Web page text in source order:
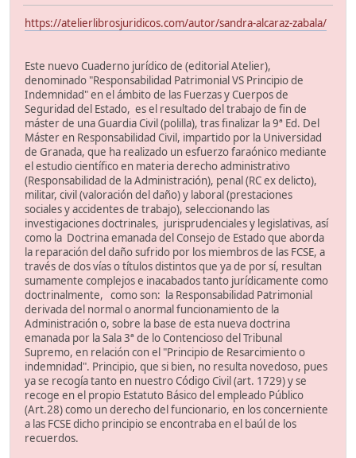
https://atelierlibrosjuridicos.com/autor/sandra-alcaraz-zabala/
Este nuevo Cuaderno jurídico de (editorial Atelier),
denominado "Responsabilidad Patrimonial VS Principio de
Indemnidad" en el ámbito de las Fuerzas y Cuerpos de
Seguridad del Estado, es el resultado del trabajo de fin de
máster de una Guardia Civil (polilla), tras finalizar la 9ª Ed. Del
Máster en Responsabilidad Civil, impartido por la Universidad
de Granada, que ha realizado un esfuerzo faraónico mediante
el estudio científico en materia derecho administrativo
(Responsabilidad de la Administración), penal (RC ex delicto),
militar, civil (valoración del daño) y laboral (prestaciones
sociales y accidentes de trabajo), seleccionando las
investigaciones doctrinales, jurisprudenciales y legislativas, así
como la Doctrina emanada del Consejo de Estado que aborda
la reparación del daño sufrido por los miembros de las FCSE, a
través de dos vías o títulos distintos que ya de por sí, resultan
sumamente complejos e inacabados tanto jurídicamente como
doctrinalmente, como son: la Responsabilidad Patrimonial
derivada del normal o anormal funcionamiento de la
Administración o, sobre la base de esta nueva doctrina
emanada por la Sala 3ª de lo Contencioso del Tribunal
Supremo, en relación con el "Principio de Resarcimiento o
indemnidad". Principio, que si bien, no resulta novedoso, pues
ya se recogía tanto en nuestro Código Civil (art. 1729) y se
recoge en el propio Estatuto Básico del empleado Público
(Art.28) como un derecho del funcionario, en los concerniente
a las FCSE dicho principio se encontraba en el baúl de los
recuerdos.